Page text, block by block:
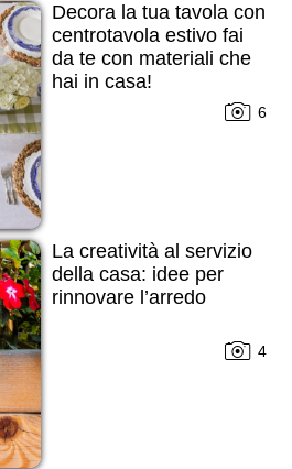
Decora la tua tavola con
centrotavola estivo fai
da te con materiali che
hai in casa!
6
La creatività al servizio
della casa: idee per
rinnovare l’arredo
4